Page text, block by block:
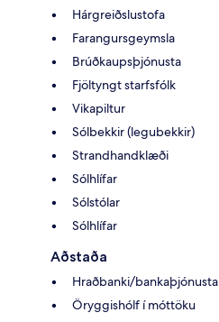
Hárgreiðslustofa
Farangursgeymsla
Brúðkaupsþjónusta
Fjöltyngt starfsfólk
Vikapiltur
Sólbekkir (legubekkir)
Strandhandklæði
Sólhlífar
Sólstólar
Sólhlífar
Aðstaða
Hraðbanki/bankaþjónusta
Öryggishólf í móttöku